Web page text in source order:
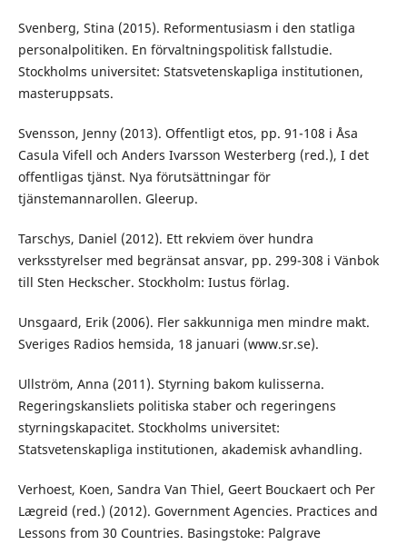
Svenberg, Stina (2015). Reformentusiasm i den statliga
personalpolitiken. En förvaltningspolitisk fallstudie.
Stockholms universitet: Statsvetenskapliga institutionen,
masteruppsats.
Svensson, Jenny (2013). Offentligt etos, pp. 91-108 i Åsa
Casula Vifell och Anders Ivarsson Westerberg (red.), I det
offentligas tjänst. Nya förutsättningar för
tjänstemannarollen. Gleerup.
Tarschys, Daniel (2012). Ett rekviem över hundra
verksstyrelser med begränsat ansvar, pp. 299-308 i Vänbok
till Sten Heckscher. Stockholm: Iustus förlag.
Unsgaard, Erik (2006). Fler sakkunniga men mindre makt.
Sveriges Radios hemsida, 18 januari (www.sr.se).
Ullström, Anna (2011). Styrning bakom kulisserna.
Regeringskansliets politiska staber och regeringens
styrningskapacitet. Stockholms universitet:
Statsvetenskapliga institutionen, akademisk avhandling.
Verhoest, Koen, Sandra Van Thiel, Geert Bouckaert och Per
Lægreid (red.) (2012). Government Agencies. Practices and
Lessons from 30 Countries. Basingstoke: Palgrave